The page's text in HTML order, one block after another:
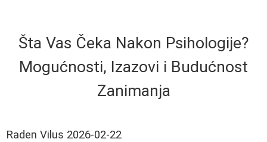
Šta Vas Čeka Nakon Psihologije?
Mogućnosti, Izazovi i Budućnost
Zanimanja
Raden Vilus 2026-02-22